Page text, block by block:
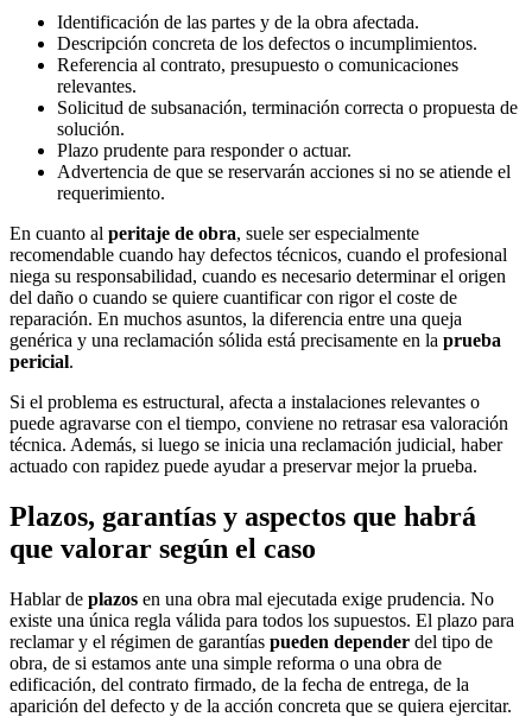
Identificación de las partes y de la obra afectada.
Descripción concreta de los defectos o incumplimientos.
Referencia al contrato, presupuesto o comunicaciones
relevantes.
Solicitud de subsanación, terminación correcta o propuesta de
solución.
Plazo prudente para responder o actuar.
Advertencia de que se reservarán acciones si no se atiende el
requerimiento.
En cuanto al peritaje de obra, suele ser especialmente
recomendable cuando hay defectos técnicos, cuando el profesional
niega su responsabilidad, cuando es necesario determinar el origen
del daño o cuando se quiere cuantificar con rigor el coste de
reparación. En muchos asuntos, la diferencia entre una queja
genérica y una reclamación sólida está precisamente en la prueba
pericial.
Si el problema es estructural, afecta a instalaciones relevantes o
puede agravarse con el tiempo, conviene no retrasar esa valoración
técnica. Además, si luego se inicia una reclamación judicial, haber
actuado con rapidez puede ayudar a preservar mejor la prueba.
Plazos, garantías y aspectos que habrá
que valorar según el caso
Hablar de plazos en una obra mal ejecutada exige prudencia. No
existe una única regla válida para todos los supuestos. El plazo para
reclamar y el régimen de garantías pueden depender del tipo de
obra, de si estamos ante una simple reforma o una obra de
edificación, del contrato firmado, de la fecha de entrega, de la
aparición del defecto y de la acción concreta que se quiera ejercitar.